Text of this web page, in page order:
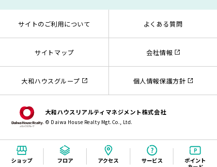
ショップ フロア アクセス サービス
ポイント
サイトのご利用について よくある質問
サイトマップ 会社情報
大和ハウスグループ 個人情報保護方針
大和ハウスリアルティマネジメント株式会社
© Daiwa House Realty Mgt.Co., Ltd.